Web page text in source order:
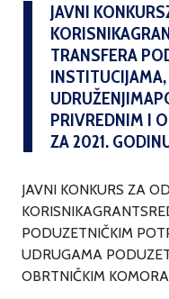
JAVNI
TRANSFERA
INSTITUCIJAMA,
PRIVREDNIM I
ZA 2021.
JAVNI KONKURS ZA
PODUZETNIČKIM
UDRUGAMA
OBRTNIČKIM